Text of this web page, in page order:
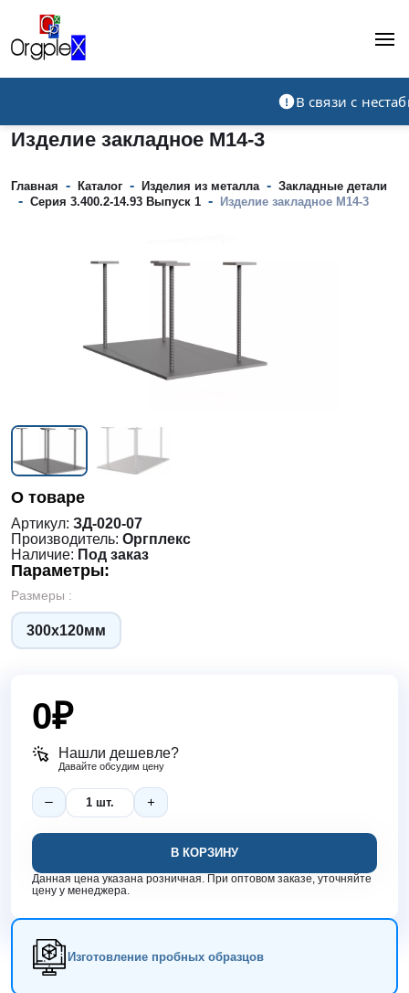
В связи с
Изделие закладное М14-3
Главная - Каталог - Изделия из металла - Закладные детали
- Серия 3.400.2-14.93 Выпуск 1 - Изделие закладное М14-3
О товаре
Артикул: ЗД-020-07
Производитель: Оргплекс
Наличие: Под заказ
Параметры:
Размеры :
300х120мм
0₽
Нашли дешевле?
Давайте обсудим цену
В КОРЗИНУ
Данная цена указана розничная. При оптовом заказе, уточняйте
цену у менеджера.
Изготовление пробных образцов